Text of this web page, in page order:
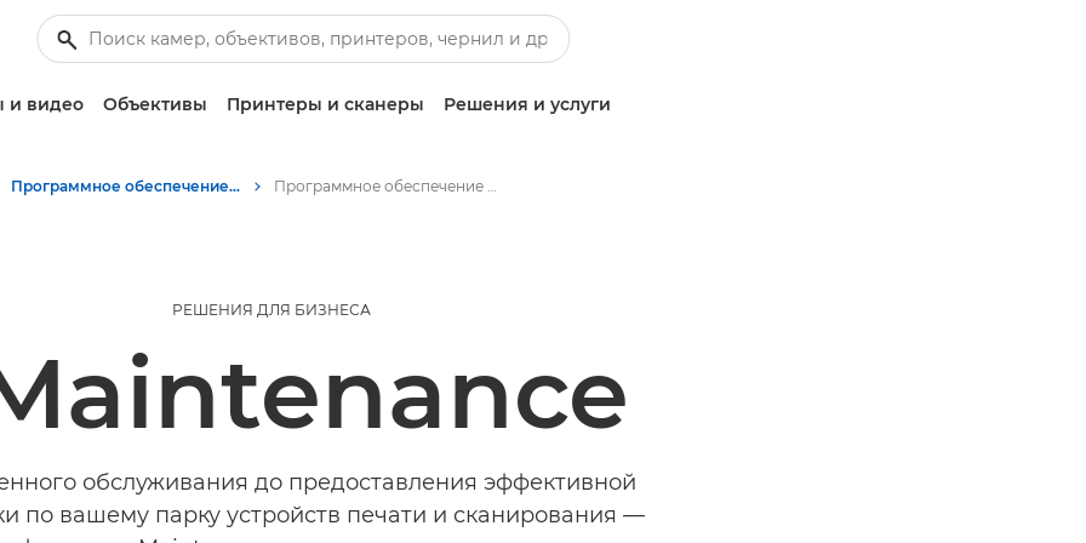
и видео Объективы Принтеры и сканеры Решения и услуги
Программное обеспечение для бизнеса Программное обеспечение Canon eMaintenance
РЕШЕНИЯ ДЛЯ БИЗНЕСА
обслуживания до предоставления эффективной
по вашему парку устройств печати и сканирования —